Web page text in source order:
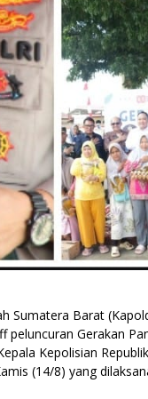
Sumatera Barat
peluncuran Gerakan
Kepolisian
(14/8) yang